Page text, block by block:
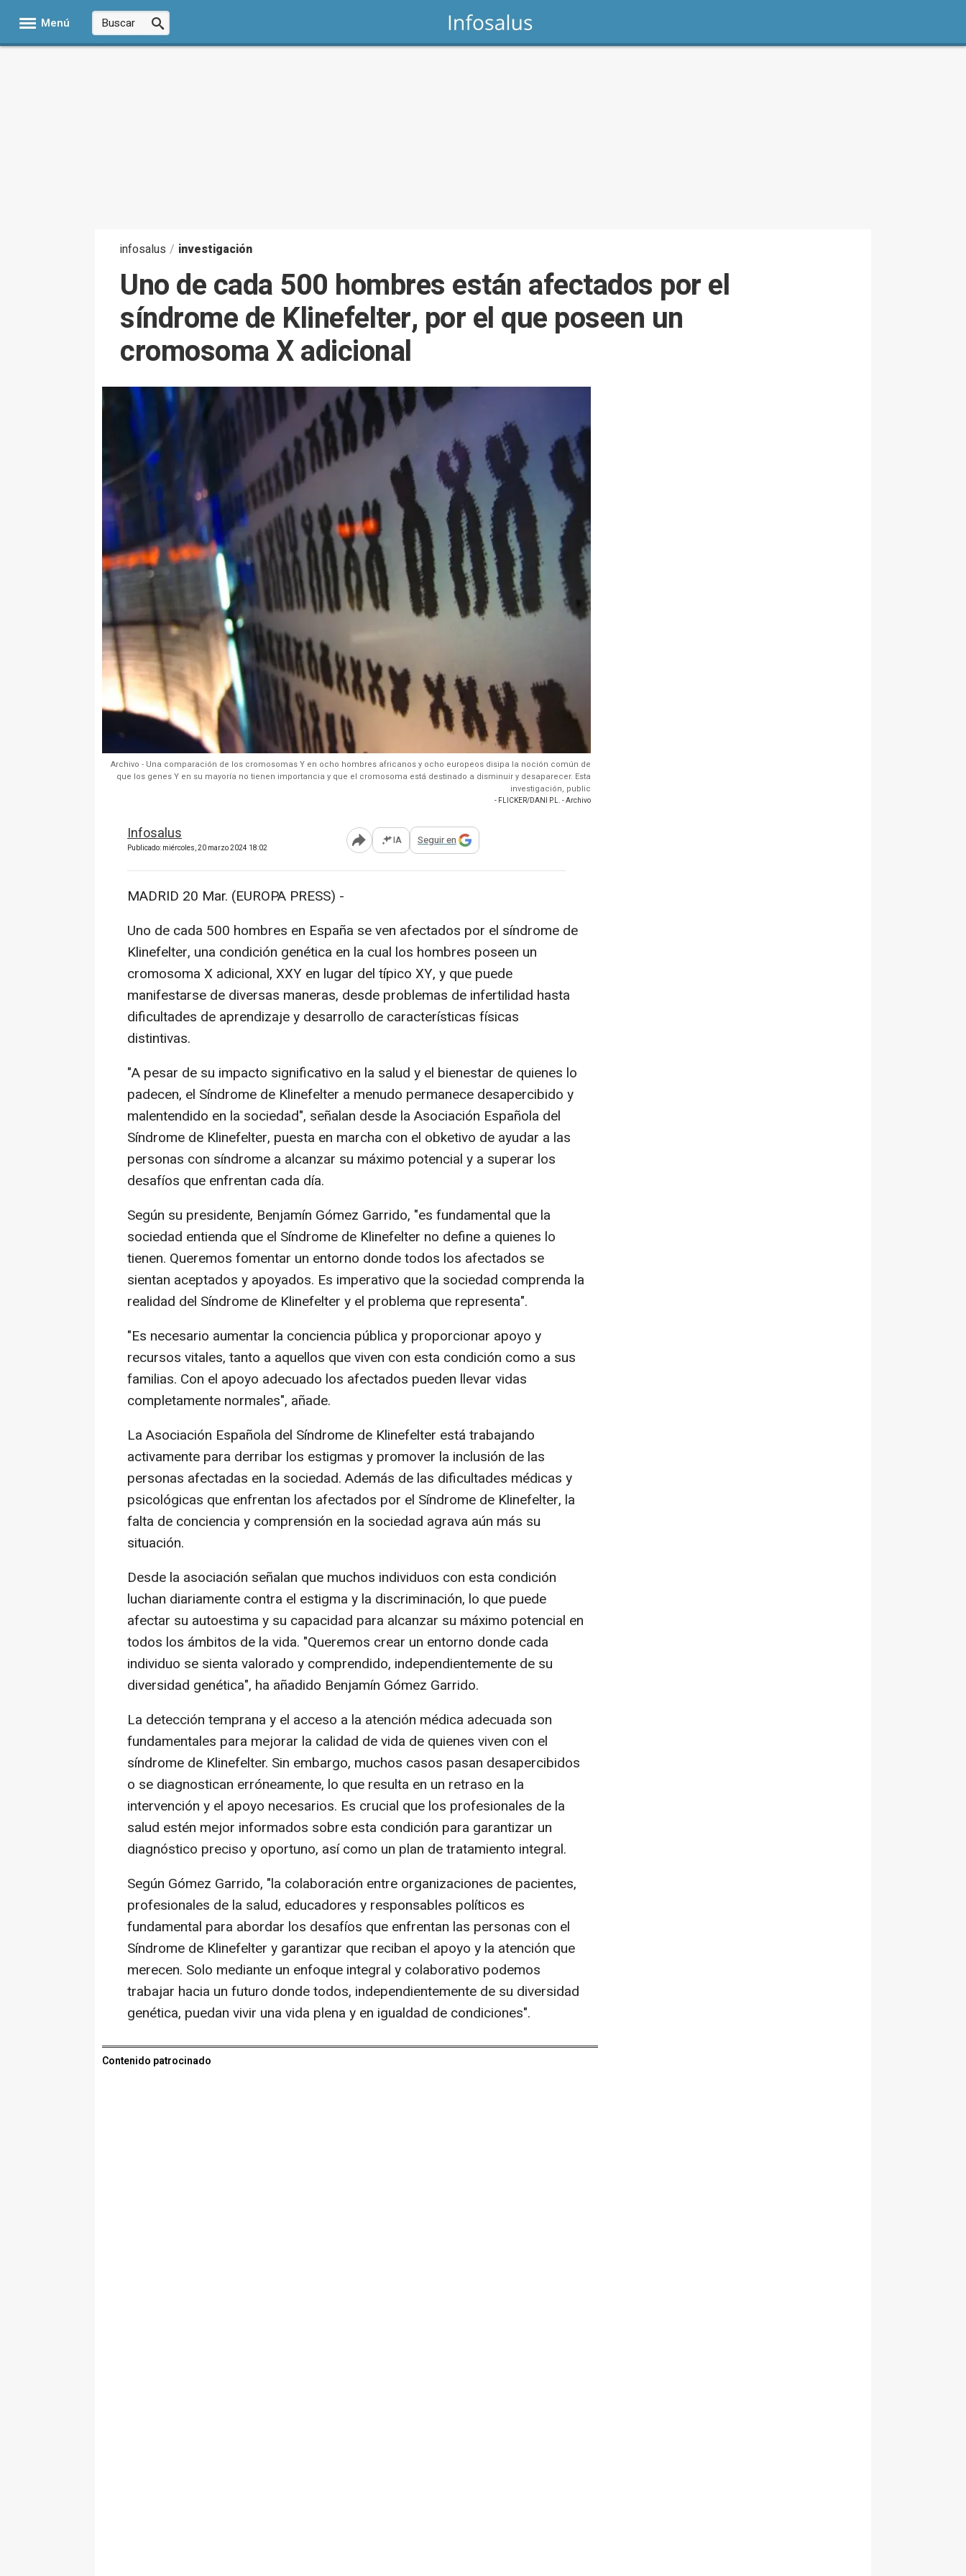
Menú
infosalus / investigación
Uno de cada 500 hombres están afectados por el
síndrome de Klinefelter, por el que poseen un
cromosoma X adicional
Archivo - Una comparación de los cromosomas Y en ocho hombres africanos y ocho europeos disipa la noción común de
que los genes Y en su mayoría no tienen importancia y que el cromosoma está destinado a disminuir y desaparecer. Esta
investigación, public
- FLICKER/DANI P.L. - Archivo
Infosalus
Publicado: miércoles, 20 marzo 2024 18:02 Abrir opciones para compartir
IA Seguir en
MADRID 20 Mar. (EUROPA PRESS) -
Uno de cada 500 hombres en España se ven afectados por el síndrome de
Klinefelter, una condición genética en la cual los hombres poseen un
cromosoma X adicional, XXY en lugar del típico XY, y que puede
manifestarse de diversas maneras, desde problemas de infertilidad hasta
dificultades de aprendizaje y desarrollo de características físicas
distintivas.
"A pesar de su impacto significativo en la salud y el bienestar de quienes lo
padecen, el Síndrome de Klinefelter a menudo permanece desapercibido y
malentendido en la sociedad", señalan desde la Asociación Española del
Síndrome de Klinefelter, puesta en marcha con el obketivo de ayudar a las
personas con síndrome a alcanzar su máximo potencial y a superar los
desafíos que enfrentan cada día.
Según su presidente, Benjamín Gómez Garrido, "es fundamental que la
sociedad entienda que el Síndrome de Klinefelter no define a quienes lo
tienen. Queremos fomentar un entorno donde todos los afectados se
sientan aceptados y apoyados. Es imperativo que la sociedad comprenda la
realidad del Síndrome de Klinefelter y el problema que representa".
"Es necesario aumentar la conciencia pública y proporcionar apoyo y
recursos vitales, tanto a aquellos que viven con esta condición como a sus
familias. Con el apoyo adecuado los afectados pueden llevar vidas
completamente normales", añade.
La Asociación Española del Síndrome de Klinefelter está trabajando
activamente para derribar los estigmas y promover la inclusión de las
personas afectadas en la sociedad. Además de las dificultades médicas y
psicológicas que enfrentan los afectados por el Síndrome de Klinefelter, la
falta de conciencia y comprensión en la sociedad agrava aún más su
situación.
Desde la asociación señalan que muchos individuos con esta condición
luchan diariamente contra el estigma y la discriminación, lo que puede
afectar su autoestima y su capacidad para alcanzar su máximo potencial en
todos los ámbitos de la vida. "Queremos crear un entorno donde cada
individuo se sienta valorado y comprendido, independientemente de su
diversidad genética", ha añadido Benjamín Gómez Garrido.
La detección temprana y el acceso a la atención médica adecuada son
fundamentales para mejorar la calidad de vida de quienes viven con el
síndrome de Klinefelter. Sin embargo, muchos casos pasan desapercibidos
o se diagnostican erróneamente, lo que resulta en un retraso en la
intervención y el apoyo necesarios. Es crucial que los profesionales de la
salud estén mejor informados sobre esta condición para garantizar un
diagnóstico preciso y oportuno, así como un plan de tratamiento integral.
Según Gómez Garrido, "la colaboración entre organizaciones de pacientes,
profesionales de la salud, educadores y responsables políticos es
fundamental para abordar los desafíos que enfrentan las personas con el
Síndrome de Klinefelter y garantizar que reciban el apoyo y la atención que
merecen. Solo mediante un enfoque integral y colaborativo podemos
trabajar hacia un futuro donde todos, independientemente de su diversidad
genética, puedan vivir una vida plena y en igualdad de condiciones".
Contenido patrocinado